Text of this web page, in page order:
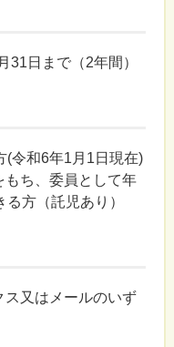
31日まで（2年間）
(令和6年1月1日現在)
もち、委員として年
方（託児あり）
ス又はメールのいず